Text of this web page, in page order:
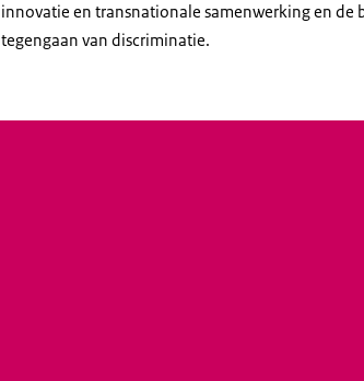
innovatie en transnationale samenwerking en de
tegengaan van discriminatie.